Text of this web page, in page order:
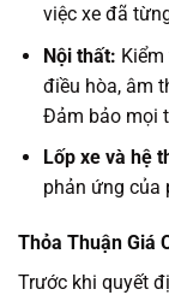
việc xe đã
Nội thất:
điều hòa, âm
Đảm bảo mọi
Lốp xe và hệ
phản ứng của
Thỏa Thuận Giá
Trước khi quyết